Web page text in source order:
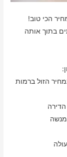
הכי טוב!
בתוך אותה
הזול ברמות
מנשה